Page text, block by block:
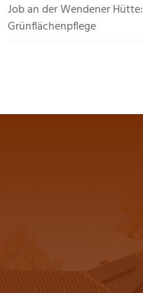
Job an der Wendener Hütte:
Grünflächenpflege